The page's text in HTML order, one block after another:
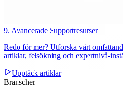
9. Avancerade Supportresurser
Redo för mer? Utforska vårt
artiklar, felsökning och
Upptäck artiklar
Branscher